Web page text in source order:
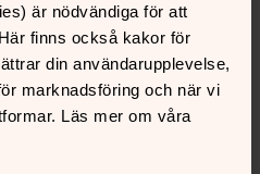
är nödvändiga för att
finns också kakor för
din användarupplevelse,
marknadsföring och när vi
Läs mer om våra